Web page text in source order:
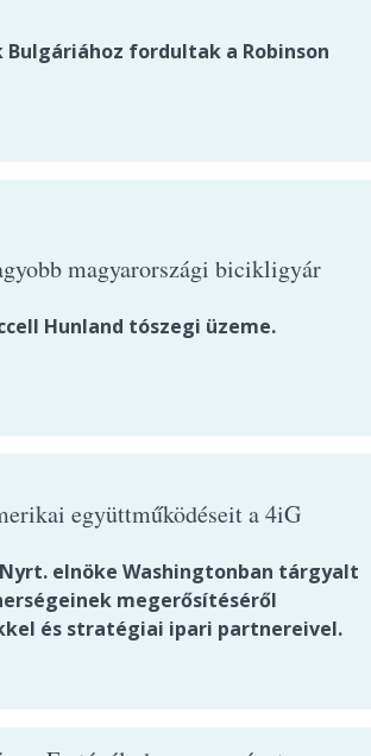
fordultak a Robinson
magyarországi bicikligyár
Hunland tószegi üzeme.
együttműködéseit a 4iG
Nyrt. elnöke Washingtonban tárgyalt
megerősítéséről
és stratégiai ipari partnereivel.